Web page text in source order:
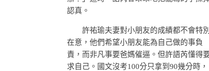
認真。
許祐瑜夫妻對小朋友的成績都不會特別
在意，他們希望小朋友能為自己做的事負
責，而非凡事要爸媽催逼。但許語芮懂得
求自己。國文沒考100分只拿到90幾分時，